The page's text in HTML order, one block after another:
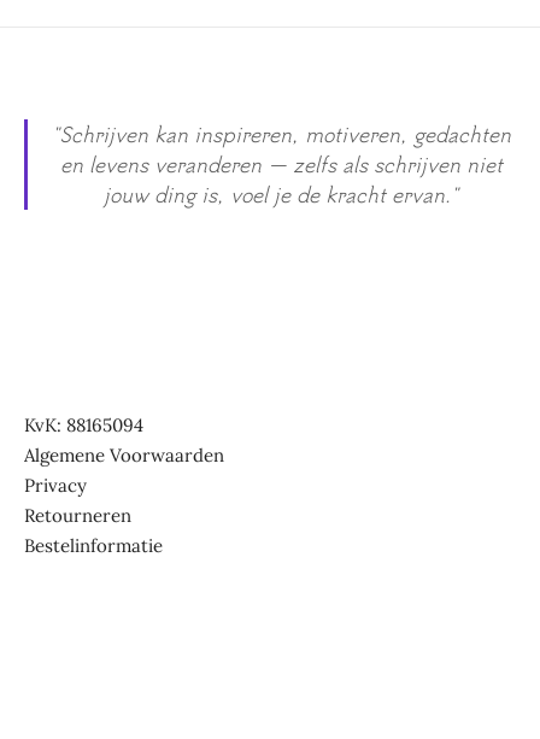
"Schrijven kan inspireren, motiveren, gedachten
en levens veranderen — zelfs als schrijven niet
jouw ding is, voel je de kracht ervan."
KvK: 88165094
Algemene Voorwaarden
Privacy
Retourneren
Bestelinformatie